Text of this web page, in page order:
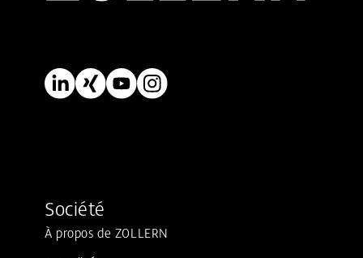
Société
À propos de ZOLLERN